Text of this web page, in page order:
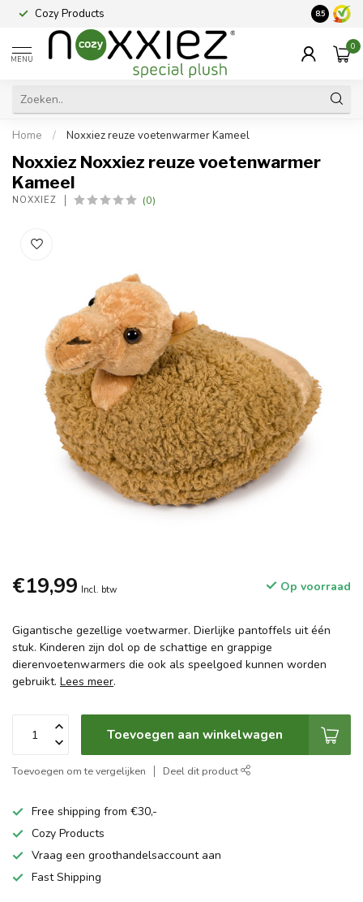
Cozy Products Vraag
8.5
MENU
0
Home / Noxxiez reuze voetenwarmer Kameel
Noxxiez Noxxiez reuze voetenwarmer
Kameel
NOXXIEZ (0)
€19,99 Incl. btw Op voorraad
Gigantische gezellige voetwarmer. Dierlijke pantoffels uit één
stuk. Kinderen zijn dol op de schattige en grappige
dierenvoetenwarmers die ook als speelgoed kunnen worden
gebruikt. Lees meer.
Toevoegen aan winkelwagen
Toevoegen om te vergelijken Deel dit product
Free shipping from €30,-
Cozy Products
Vraag een groothandelsaccount aan
Fast Shipping